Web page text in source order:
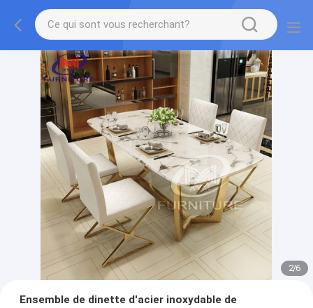
2/6
Ensemble de dinette d'acier inoxydable de